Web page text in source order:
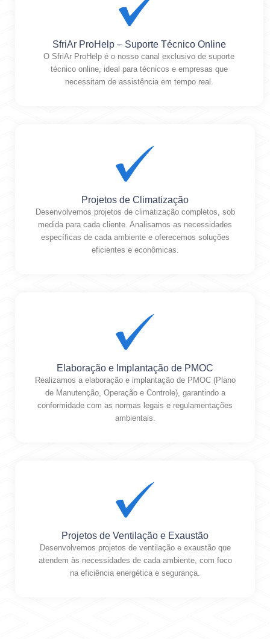
SfriAr ProHelp – Suporte Técnico Online
O SfriAr ProHelp é o nosso canal exclusivo de suporte
técnico online, ideal para técnicos e empresas que
necessitam de assistência em tempo real.
Projetos de Climatização
Desenvolvemos projetos de climatização completos, sob
medida para cada cliente. Analisamos as necessidades
específicas de cada ambiente e oferecemos soluções
eficientes e econômicas.
Elaboração e Implantação de PMOC
Realizamos a elaboração e implantação de PMOC (Plano
de Manutenção, Operação e Controle), garantindo a
conformidade com as normas legais e regulamentações
ambientais.
Projetos de Ventilação e Exaustão
Desenvolvemos projetos de ventilação e exaustão que
atendem às necessidades de cada ambiente, com foco
na eficiência energética e segurança.